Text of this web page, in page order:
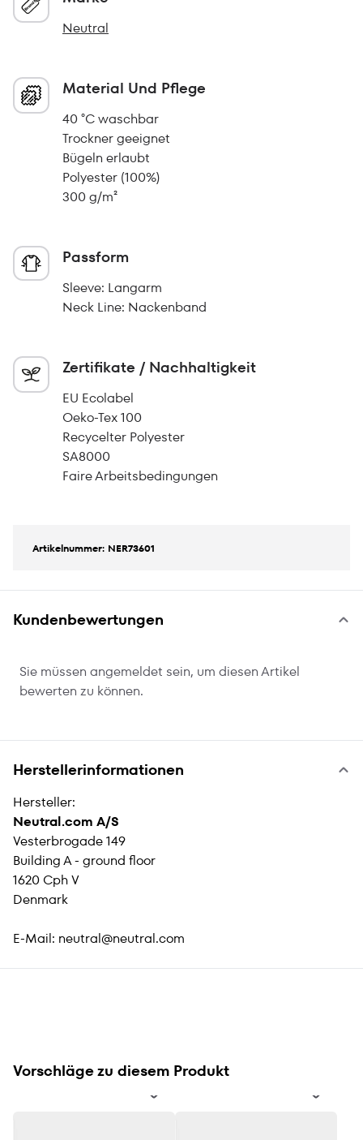
Neutral
Material Und Pflege
40 °C waschbar
Trockner geeignet
Bügeln erlaubt
Polyester (100%)
300 g/m²
Passform
Sleeve: Langarm
Neck Line: Nackenband
Zertifikate / Nachhaltigkeit
EU Ecolabel
Oeko-Tex 100
Recycelter Polyester
SA8000
Faire Arbeitsbedingungen
Artikelnummer: NER73601
Kundenbewertungen
Sie müssen angemeldet sein, um diesen Artikel
bewerten zu können.
Herstellerinformationen
Hersteller:
Neutral.com A/S
Vesterbrogade 149
Building A - ground floor
1620 Cph V
Denmark
E-Mail: neutral@neutral.com
Vorschläge zu diesem Produkt